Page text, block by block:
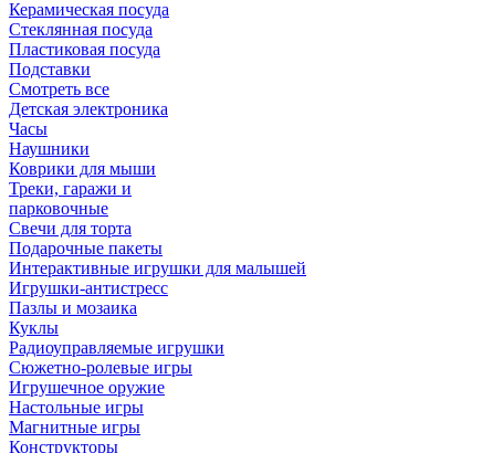
Керамическая посуда
Стеклянная посуда
Пластиковая посуда
Подставки
Смотреть все
Детская электроника
Часы
Наушники
Коврики для мыши
Треки, гаражи и
парковочные
Свечи для торта
Подарочные пакеты
Интерактивные игрушки для малышей
Игрушки-антистресс
Пазлы и мозаика
Куклы
Радиоуправляемые игрушки
Сюжетно-ролевые игры
Игрушечное оружие
Настольные игры
Магнитные игры
Конструкторы